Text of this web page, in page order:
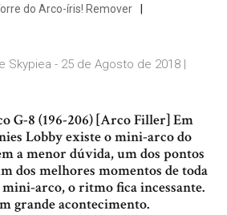
do Arco-íris! Remover
Skypiea - 25 de Agosto de 2018 |
G-8 (196-206) [Arco Filler] Em
Lobby existe o mini-arco do
a menor dúvida, um dos pontos
dos melhores momentos de toda
mini-arco, o ritmo fica incessante.
grande acontecimento.